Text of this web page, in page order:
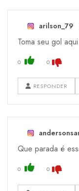
arilson_79
Toma seu gol
0 0
RESPONDER
Que parada é
0 0